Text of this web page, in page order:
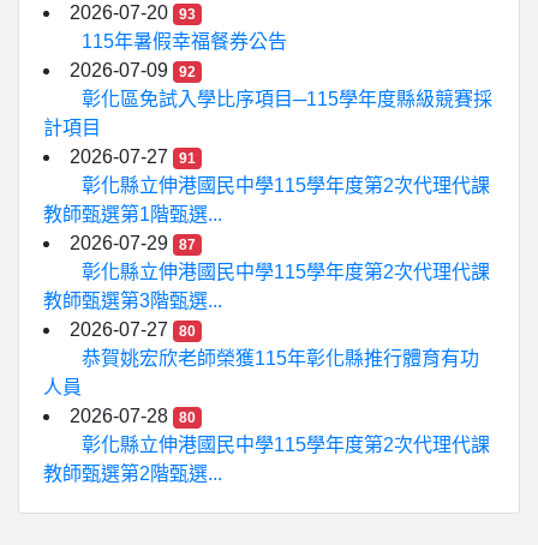
2026-07-20
93
115年暑假幸福餐券公告
2026-07-09
92
彰化區免試入學比序項目─115學年度縣級競賽採
計項目
2026-07-27
91
彰化縣立伸港國民中學115學年度第2次代理代課
教師甄選第1階甄選...
2026-07-29
87
彰化縣立伸港國民中學115學年度第2次代理代課
教師甄選第3階甄選...
2026-07-27
80
恭賀姚宏欣老師榮獲115年彰化縣推行體育有功
人員
2026-07-28
80
彰化縣立伸港國民中學115學年度第2次代理代課
教師甄選第2階甄選...